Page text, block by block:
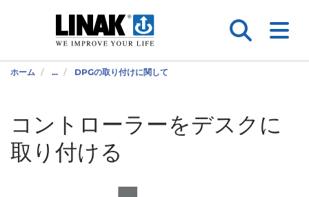
ホーム ... DPGの取り付けに関して
コントローラーをデスクに
取り付ける